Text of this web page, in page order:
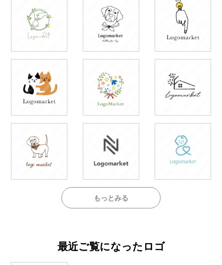
もっとみる
最近ご覧になったロゴ